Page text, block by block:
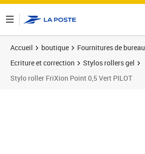
Accueil boutique
Fournitures de bureau
Ecriture et correction
Stylos rollers gel
Stylo roller FriXion Point 0,5 Vert PILOT